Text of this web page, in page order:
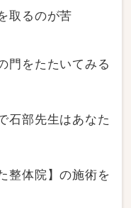
取るのが苦
門をたたいてみる
石部先生はあなた
整体院】の施術を